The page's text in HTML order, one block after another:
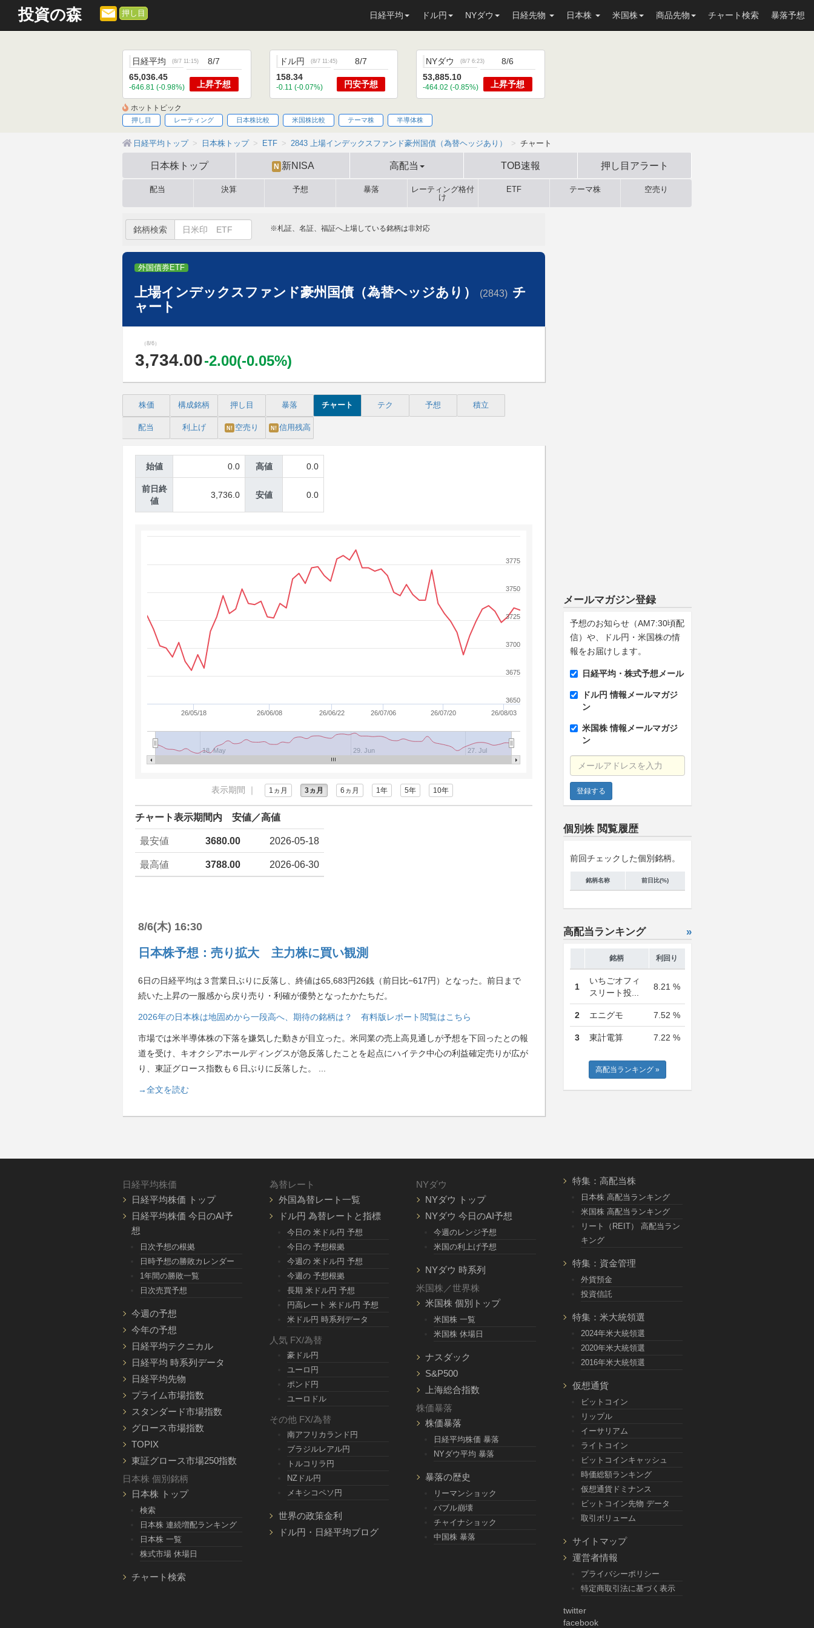
投資の森 押し目 日経平均 ドル円 NYダウ 日経先物 日本株 米国株 商品先物 チャート検索 暴落予想
日経平均 (8/7 11:15)
65,036.45
-646.81 (-0.98%)
8/7
上昇予想
ドル円 (8/7 11:45)
158.34
-0.11 (-0.07%)
8/7
円安予想
NYダウ (8/7 6:23)
53,885.10
-464.02 (-0.85%)
8/6
上昇予想
ホットトピック
押し目 レーティング 日本株比較 米国株比較 テーマ株 半導体株
日経平均トップ 日本株トップ ETF 2843 上場インデックスファンド豪州国債（為替ヘッジあり） チャート
日本株トップ N 新NISA 高配当 TOB速報 押し目 アラート
配当 決算 予想 暴落
レーティング格付
け
ETF テーマ株 空売り
銘柄検索 ※札証、名証、福証へ上場している銘柄は非対応
外国債券ETF
上場インデックスファンド豪州国債（為替ヘッジあり） (2843) チ
ャート
（8/6）
3,734.00-2.00(-0.05%)
株価 構成銘柄 押し目 暴落 チャート テク 予想 積立
配当 利上げ N! 空売り N! 信用残高
始値 0.0 高値 0.0
前日終
値
3,736.0 安値 0.0
26/05/18 26/06/08 26/06/22 26/07/06 26/07/20 26/08/03
18. May 29. Jun 27. Jul
3650
3675
3700
3725
3750
3775
表示期間 ｜ 1ヵ月 3ヵ月 6ヵ月 1年 5年 10年
チャート表示期間内 安値／高値
最安値 3680.00 2026-05-18
最高値 3788.00 2026-06-30
8/6(木) 16:30
日本株予想：売り拡大 主力株に買い観測
6日の日経平均は３営業日ぶりに反落し、終値は65,683円26銭（前日比−617円）となった。前日まで
続いた上昇の一服感から戻り売り・利確が優勢となったかたちだ。
2026年の日本株は地固めから一段高へ、期待の銘柄は？ 有料版レポート閲覧はこちら
市場では米半導体株の下落を嫌気した動きが目立った。米同業の売上高見通しが予想を下回ったとの報
道を受け、キオクシアホールディングスが急反落したことを起点にハイテク中心の利益確定売りが広が
り、東証グロース指数も６日ぶりに反落した。
...
→全文を読む
メールマガジン登録
予想のお知らせ（AM7:30頃配
信）や、ドル円・米国株の情
報をお届けします。
日経平均・株式予想メール
ドル円 情報メールマガジ
ン
米国株 情報メールマガジ
ン
メールアドレスを入力
個別株 閲覧履歴
前回チェックした個別銘柄。
銘柄名称 前日比(%)
高配当ランキング »
銘柄 利回り
1
いちごオフィ
スリート投...
8.21 %
2 エニグモ 7.52 %
3 東計電算 7.22 %
高配当ランキング »
日経平均株価
日経平均株価 トップ
日経平均株価 今日のAI予
想
日次予想の根拠
日時予想の勝敗カレンダー
1年間の勝敗一覧
日次売買予想
今週の予想
今年の予想
日経平均テクニカル
日経平均 時系列データ
日経平均先物
プライム市場指数
スタンダード市場指数
グロース市場指数
TOPIX
東証グロース市場250指数
日本株 個別銘柄
日本株 トップ
検索
日本株 連続増配ランキング
日本株 一覧
株式市場 休場日
チャート検索
為替レート
外国為替レート一覧
ドル円 為替レートと指標
今日の 米ドル円 予想
今日の 予想根拠
今週の 米ドル円 予想
今週の 予想根拠
長期 米ドル円 予想
円高レート 米ドル円 予想
米ドル円 時系列データ
人気 FX/為替
豪ドル円
ユーロ円
ポンド円
ユーロドル
その他 FX/為替
南アフリカランド円
ブラジルレアル円
トルコリラ円
NZドル円
メキシコペソ円
世界の政策金利
ドル円・日経平均ブログ
NYダウ
NYダウ トップ
NYダウ 今日のAI予想
今週のレンジ予想
米国の利上げ予想
NYダウ 時系列
米国株／世界株
米国株 個別トップ
米国株 一覧
米国株 休場日
ナスダック
S&P500
上海総合指数
株価暴落
株価暴落
日経平均株価 暴落
NYダウ平均 暴落
暴落の歴史
リーマンショック
バブル崩壊
チャイナショック
中国株 暴落
特集：高配当株
日本株 高配当ランキング
米国株 高配当ランキング
リート（REIT） 高配当ラン
キング
特集：資金管理
外貨預金
投資信託
特集：米大統領選
2024年米大統領選
2020年米大統領選
2016年米大統領選
仮想通貨
ビットコイン
リップル
イーサリアム
ライトコイン
ビットコインキャッシュ
時価総額ランキング
仮想通貨ドミナンス
ビットコイン先物 データ
取引ボリューム
サイトマップ
運営者情報
プライバシーポリシー
特定商取引法に基づく表示
twitter
facebook